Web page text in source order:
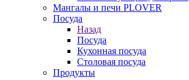
Мангалы и печи PLOVER
Посуда
Назад
Посуда
Кухонная посуда
Столовая посуда
Продукты